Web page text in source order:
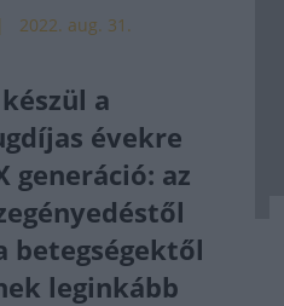
2022. aug. 31.
a
évekre
generáció: az
betegségektől
leginkább